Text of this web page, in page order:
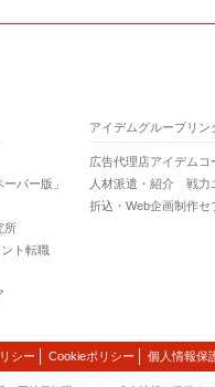
パー版」
所
ト転職
アイデムグループリン
広告代理店アイデムコ
人材派遣・紹介 戦力
折込・Web企画制作セ
シー Cookieポリシー 個人情報保